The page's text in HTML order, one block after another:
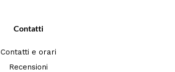
Contatti
Contatti e orari
Recensioni